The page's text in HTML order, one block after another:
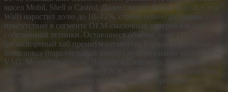
масел Mobil, Shell и Castrol. Далее следует Китай (Lopal, Great
Wall) нарастил долю до 10–12%, стремительно расширяя
присутствие в сегменте OEM-смазочных материалов для
собственной техники. Оставшиеся объёмы делят ОАЭ
(реэкспортный хаб премиум-сегмента), Германия и страны
Бенилюкса (параллельный импорт оригинальных масел BMW,
VAG, Mercedes), а также Япония и Сингапур. Заметную роль
играют и поставки из стран ЕАЭС — Беларуси и Казахстана,
где локализована фасовка под известными брендами.